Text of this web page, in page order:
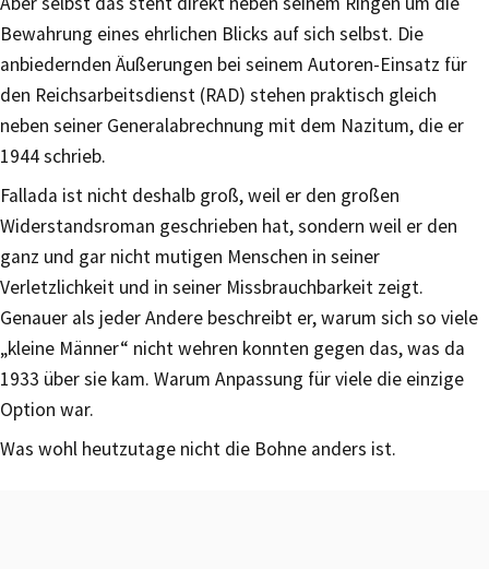
Bewahrung eines ehrlichen Blicks auf sich selbst. Die
anbiedernden Äußerungen bei seinem Autoren-Einsatz für
den Reichsarbeitsdienst (RAD) stehen praktisch gleich
neben seiner Generalabrechnung mit dem Nazitum, die er
1944 schrieb.
Fallada ist nicht deshalb groß, weil er den großen
Widerstandsroman geschrieben hat, sondern weil er den
ganz und gar nicht mutigen Menschen in seiner
Verletzlichkeit und in seiner Missbrauchbarkeit zeigt.
Genauer als jeder Andere beschreibt er, warum sich so viele
„kleine Männer“ nicht wehren konnten gegen das, was da
1933 über sie kam. Warum Anpassung für viele die einzige
Option war.
Was wohl heutzutage nicht die Bohne anders ist.